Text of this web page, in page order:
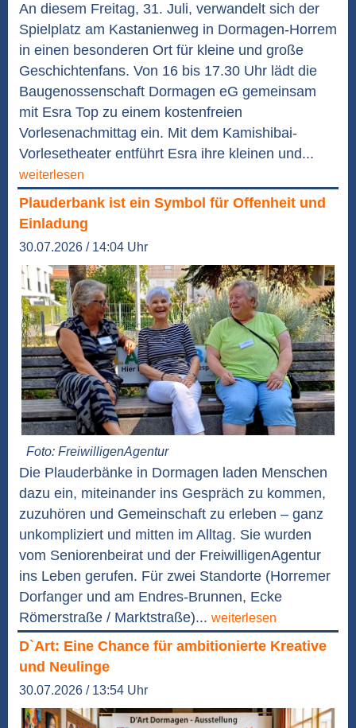
An diesem Freitag, 31. Juli, verwandelt sich der
Spielplatz am Kastanienweg in Dormagen-Horrem
in einen besonderen Ort für kleine und große
Geschichtenfans. Von 16 bis 17.30 Uhr lädt die
Baugenossenschaft Dormagen eG gemeinsam
mit Esra Top zu einem kostenfreien
Vorlesenachmittag ein. Mit dem Kamishibai-
Vorlesetheater entführt Esra ihre kleinen und...
weiterlesen
Plauderbank ist ein Symbol für Offenheit und
Einladung
30.07.2026 / 14:04 Uhr
Foto: FreiwilligenAgentur
Die Plauderbänke in Dormagen laden Menschen
dazu ein, miteinander ins Gespräch zu kommen,
zuzuhören und Gemeinschaft zu erleben – ganz
unkompliziert und mitten im Alltag. Sie wurden
vom Seniorenbeirat und der FreiwilligenAgentur
ins Leben gerufen. Für zwei Standorte (Horremer
Dorfanger und am Endres-Brunnen, Ecke
Römerstraße / Marktstraße)... weiterlesen
D`Art: Eine Chance für ambitionierte Kreative
und Neulinge
30.07.2026 / 13:54 Uhr